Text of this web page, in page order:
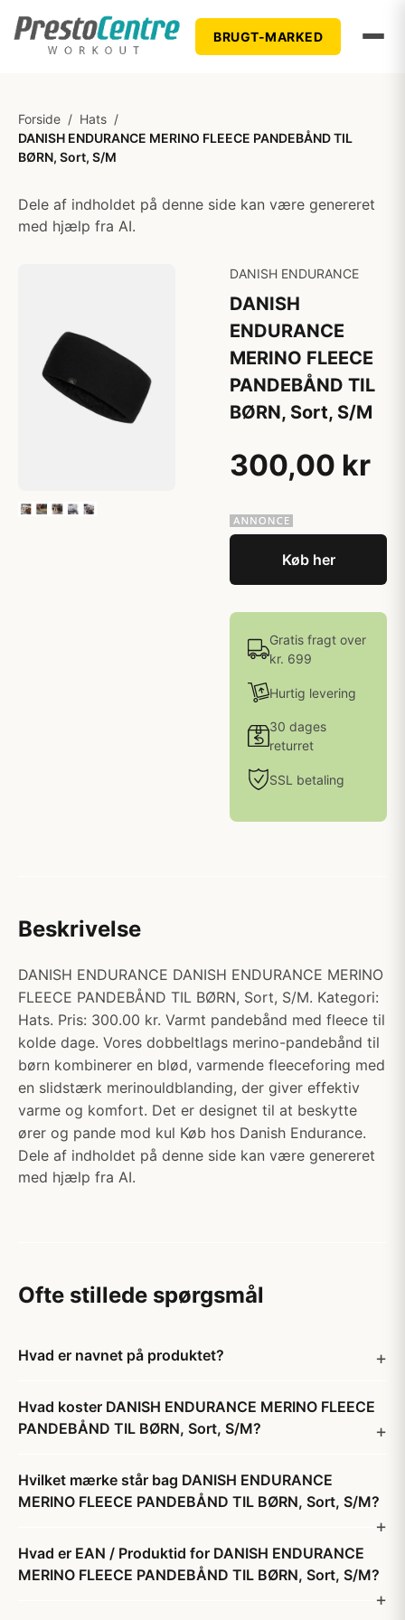
BRUGT-MARKED
Forside / Hats /
DANISH ENDURANCE MERINO FLEECE PANDEBÅND TIL
BØRN, Sort, S/M
Dele af indholdet på denne side kan være genereret
med hjælp fra AI.
DANISH ENDURANCE
DANISH
ENDURANCE
MERINO FLEECE
PANDEBÅND TIL
BØRN, Sort, S/M
300,00 kr
Køb her
Gratis fragt over
kr. 699
Hurtig levering
30 dages
returret
SSL betaling
Beskrivelse
DANISH ENDURANCE DANISH ENDURANCE MERINO
FLEECE PANDEBÅND TIL BØRN, Sort, S/M. Kategori:
Hats. Pris: 300.00 kr. Varmt pandebånd med fleece til
kolde dage. Vores dobbeltlags merino-pandebånd til
børn kombinerer en blød, varmende fleeceforing med
en slidstærk merinouldblanding, der giver effektiv
varme og komfort. Det er designet til at beskytte
ører og pande mod kul Køb hos Danish Endurance.
Dele af indholdet på denne side kan være genereret
med hjælp fra AI.
Ofte stillede spørgsmål
Hvad er navnet på produktet?
Hvad koster DANISH ENDURANCE MERINO FLEECE
PANDEBÅND TIL BØRN, Sort, S/M?
Hvilket mærke står bag DANISH ENDURANCE
MERINO FLEECE PANDEBÅND TIL BØRN, Sort, S/M?
Hvad er EAN / Produktid for DANISH ENDURANCE
MERINO FLEECE PANDEBÅND TIL BØRN, Sort, S/M?